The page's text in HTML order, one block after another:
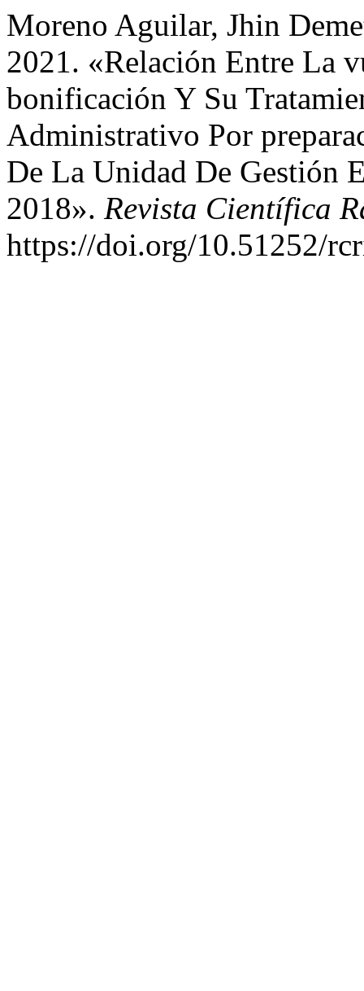
Moreno Aguilar, Jhin
2021. «Relación Entre La
bonificación Y Su
Administrativo Por
De La Unidad De Gestión
2018». Revista Científica
https://doi.org/10.51252/